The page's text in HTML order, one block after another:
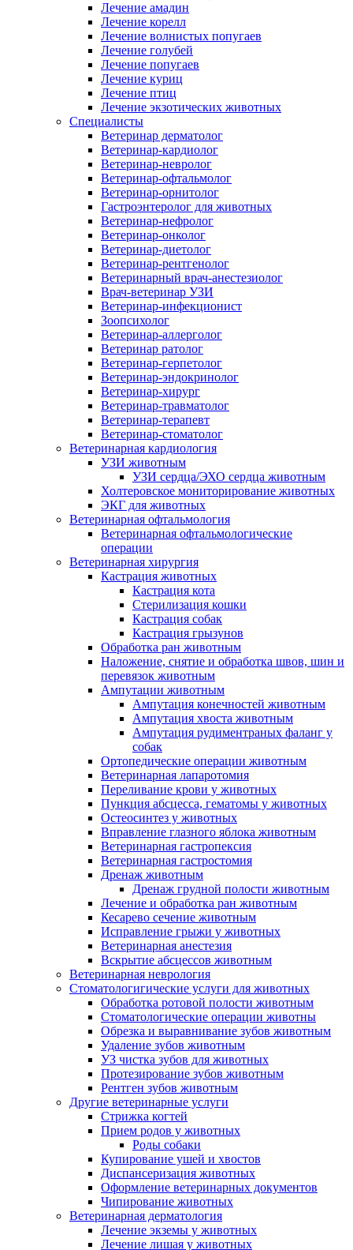
Лечение амадин
Лечение корелл
Лечение волнистых попугаев
Лечение голубей
Лечение попугаев
Лечение куриц
Лечение птиц
Лечение экзотических животных
Специалисты
Ветеринар дерматолог
Ветеринар-кардиолог
Ветеринар-невролог
Ветеринар-офтальмолог
Ветеринар-орнитолог
Гастроэнтеролог для животных
Ветеринар-нефролог
Ветеринар-онколог
Ветеринар-диетолог
Ветеринар-рентгенолог
Ветеринарный врач-анестезиолог
Врач-ветеринар УЗИ
Ветеринар-инфекционист
Зоопсихолог
Ветеринар-аллерголог
Ветеринар ратолог
Ветеринар-герпетолог
Ветеринар-эндокринолог
Ветеринар-хирург
Ветеринар-травматолог
Ветеринар-терапевт
Ветеринар-стоматолог
Ветеринарная кардиология
УЗИ животным
УЗИ сердца/ЭХО сердца животным
Холтеровское мониторирование животных
ЭКГ для животных
Ветеринарная офтальмология
Ветеринарная офтальмологические
операции
Ветеринарная хирургия
Кастрация животных
Кастрация кота
Стерилизация кошки
Кастрация собак
Кастрация грызунов
Обработка ран животным
Наложение, снятие и обработка швов, шин и
перевязок животным
Ампутации животным
Ампутация конечностей животным
Ампутация хвоста животным
Ампутация рудиментраных фаланг у
собак
Ортопедические операции животным
Ветеринарная лапаротомия
Переливание крови у животных
Пункция абсцесса, гематомы у животных
Остеосинтез у животных
Вправление глазного яблока животным
Ветеринарная гастропексия
Ветеринарная гастростомия
Дренаж животным
Дренаж грудной полости животным
Лечение и обработка ран животным
Кесарево сечение животным
Исправление грыжи у животных
Ветеринарная анестезия
Вскрытие абсцессов животным
Ветеринарная неврология
Стоматологигические услуги для животных
Обработка ротовой полости животным
Стоматологические операции животны
Обрезка и выравнивание зубов животным
Удаление зубов животным
УЗ чистка зубов для животных
Протезирование зубов животным
Рентген зубов животным
Другие ветеринарные услуги
Стрижка когтей
Прием родов у животных
Роды собаки
Купирование ушей и хвостов
Диспансеризация животных
Оформление ветеринарных документов
Чипирование животных
Ветеринарная дерматология
Лечение экземы у животных
Лечение лишая у животных